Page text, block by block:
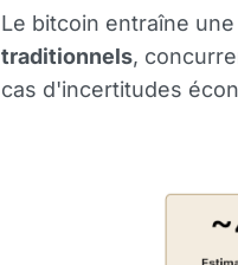
Le bitcoin entraîne
traditionnels,
cas d'incertitudes